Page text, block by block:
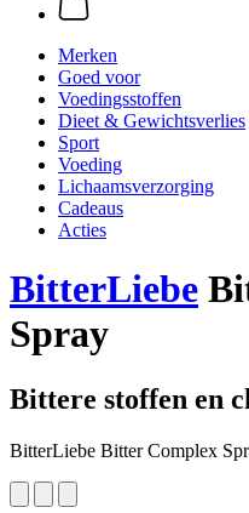
Merken
Goed voor
Voedingsstoffen
Dieet & Gewichtsverlies
Sport
Voeding
Lichaamsverzorging
Cadeaus
Acties
BitterLiebe
Spray
Bittere stoffen en
BitterLiebe Bitter Complex